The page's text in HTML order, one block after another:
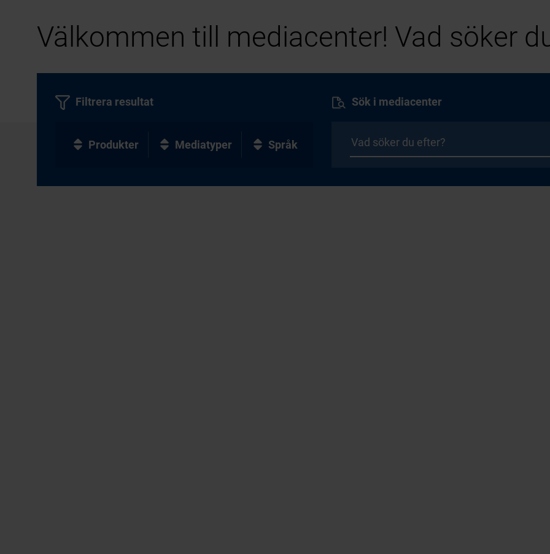
Välkommen till mediacenter! Vad söker
Sök i mediacenter
Filtrera resultat
Produkter Mediatyper Språk